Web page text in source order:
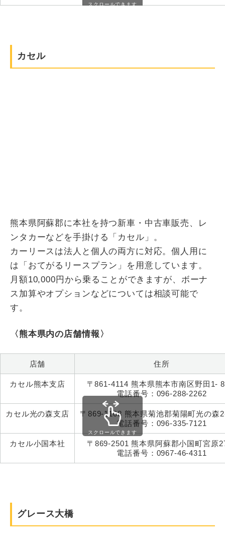
スクロールできます
カセル
熊本県阿蘇郡に本社を持つ新車・中古車販売、レ
ンタカーなどを手掛ける「カセル」。
カーリースは法人と個人の両方に対応。個人用に
は「おてがるリースプラン」を用意しています。
月額10,000円から乗ることができますが、ボーナ
ス加算やオプションなどについては相談可能で
す。
〈熊本県内の店舗情報〉
店舗 住所
カセル熊本支店
〒861-4114 熊本県熊本市南区野田1-
電話番号：096-288-2262
カセル光の森支店
〒869-1108 熊本県菊池郡菊陽町光の森
電話番号：096-335-7121
カセル小国本社
〒869-2501 熊本県阿蘇郡小国町宮原
電話番号：0967-46-4311
スクロールできます
グレース大橋